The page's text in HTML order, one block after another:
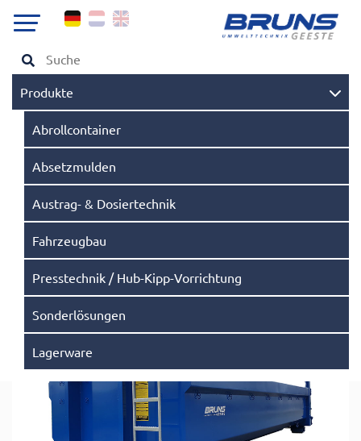
Produkte
Abrollcontainer
Absetzmulden
Austrag- & Dosiertechnik
Fahrzeugbau
Presstechnik / Hub-Kipp-Vorrichtung
Sonderlösungen
Lagerware